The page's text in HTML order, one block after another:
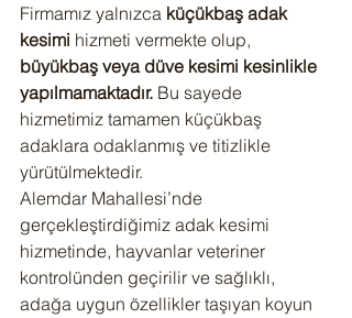
Firmamız yalnızca küçükbaş adak
kesimi hizmeti vermekte olup,
büyükbaş veya düve kesimi kesinlikle
yapılmamaktadır. Bu sayede
hizmetimiz tamamen küçükbaş
adaklara odaklanmış ve titizlikle
yürütülmektedir.
Alemdar Mahallesi’nde
gerçekleştirdiğimiz adak kesimi
hizmetinde, hayvanlar veteriner
kontrolünden geçirilir ve sağlıklı,
adağa uygun özellikler taşıyan koyun